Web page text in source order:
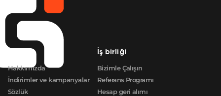
FN
Şirket
Hakkımızda
İndirimler ve kampanyalar
Sözlük
İş birliği
Bizimle Çalışın
Referans Programı
Hesap geri alımı